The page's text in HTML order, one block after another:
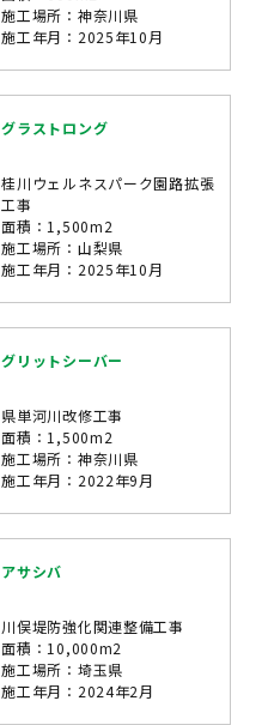
施工場所：神奈川県
施工年月：2025年10月
グラストロング
桂川ウェルネスパーク園路拡張
工事
面積：1,500m2
施工場所：山梨県
施工年月：2025年10月
グリットシーバー
県単河川改修工事
面積：1,500m2
施工場所：神奈川県
施工年月：2022年9月
アサシバ
川俣堤防強化関連整備工事
面積：10,000m2
施工場所：埼玉県
施工年月：2024年2月